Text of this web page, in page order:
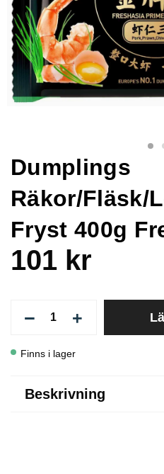
Dumplings
Räkor/Fläsk/
Fryst 400g
101 kr
− +
Finns i lager
Beskrivning